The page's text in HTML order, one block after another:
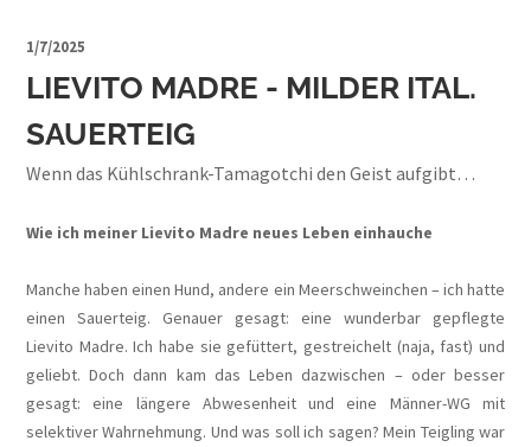
LIEVITO MADRE - MILDER ITAL.
SAUERTEIG
1/7/2025
Wenn das Kühlschrank-Tamagotchi den Geist aufgibt…
Wie ich meiner Lievito Madre neues Leben einhauche
​Manche haben einen Hund, andere ein Meerschweinchen – ich hatte
einen Sauerteig. Genauer gesagt: eine wunderbar gepflegte
Lievito Madre. Ich habe sie gefüttert, gestreichelt (naja, fast) und
geliebt. Doch dann kam das Leben dazwischen – oder besser
gesagt: eine längere Abwesenheit und eine Männer-WG mit
selektiver Wahrnehmung. Und was soll ich sagen? Mein Teigling war